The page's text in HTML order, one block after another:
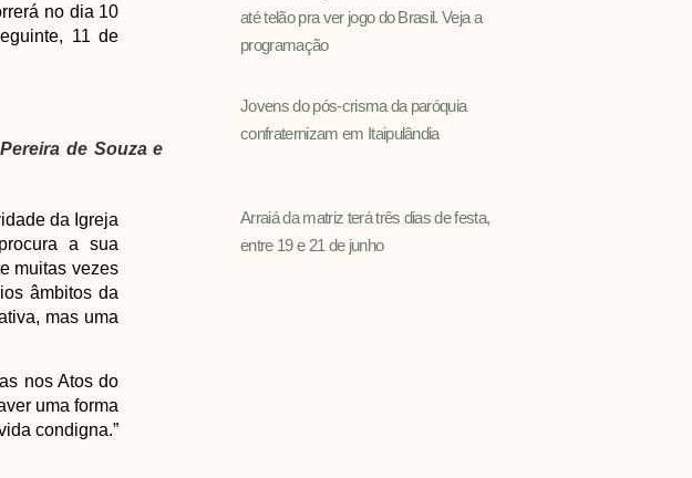
no dia 10
11 de
de Souza e
da Igreja
a sua
muitas vezes
âmbitos da
mas uma
nos Atos do
uma forma
condigna.”
até telão pra ver jogo do Brasil. Veja a
programação
Jovens do pós-crisma da paróquia
confraternizam em Itaipulândia
Arraiá da matriz terá três dias de festa,
entre 19 e 21 de junho